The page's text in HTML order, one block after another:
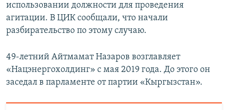
использовании должности для проведения
агитации. В ЦИК сообщали, что начали
разбирательство по этому случаю.
49-летний Айтмамат Назаров возглавляет
«Нацэнергохолдинг» с мая 2019 года. До этого он
заседал в парламенте от партии «Кыргызстан».